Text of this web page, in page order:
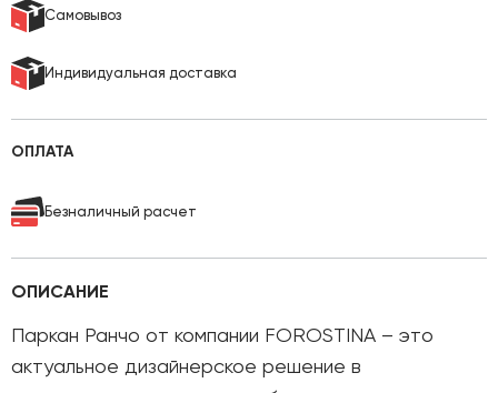
Самовывоз
Индивидуальная доставка
ОПЛАТА
Безналичный расчет
ОПИСАНИЕ
Паркан Ранчо от компании FOROSTINA – это
актуальное дизайнерское решение в